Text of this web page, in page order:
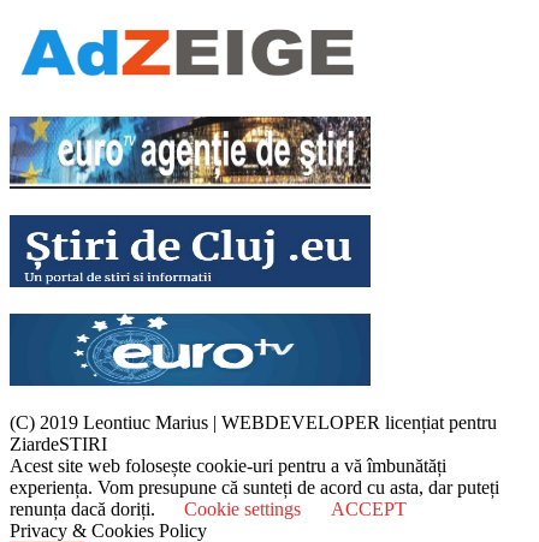
(C) 2019 Leontiuc Marius | WEBDEVELOPER licențiat pentru
ZiardeSTIRI
Acest site web folosește cookie-uri pentru a vă îmbunătăți
experiența. Vom presupune că sunteți de acord cu asta, dar puteți
renunța dacă doriți.
Cookie settings
ACCEPT
Privacy & Cookies Policy